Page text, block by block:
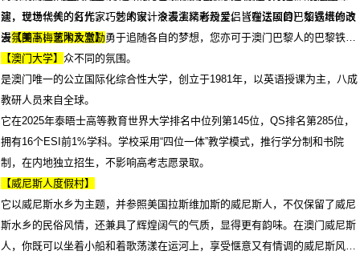
演，现场华美的灯光，巧妙的设计令表演精彩纷呈。（赠送项目）如遇维修改
去【美高梅艺术大堂】
建，世世代代的名作家、艺术家、浪漫主义者及爱侣皆在法国的巴黎铁塔的浪
漫氛围下，薰陶及激励勇于追随各自的梦想，您亦可于澳门巴黎人的巴黎铁塔
下感受这番与众不同的氛围。
【澳门大学】
是澳门唯一的公立国际化综合性大学，创立于1981年，以英语授课为主，八成
教研人员来自全球。
它在2025年泰晤士高等教育世界大学排名中位列第145位，QS排名第285位，
拥有16个ESI前1%学科。学校采用“四位一体”教学模式，推行学分制和书院
制，在内地独立招生，不影响高考志愿录取。
【威尼斯人度假村】
它以威尼斯水乡为主题，并参照美国拉斯维加斯的威尼斯人，不仅保留了威尼
斯水乡的民俗风情，还兼具了辉煌阔气的气质，显得更有韵味。在澳门威尼斯
人，你既可以坐着小船和着歌荡漾在运河上，享受惬意又有情调的威尼斯风